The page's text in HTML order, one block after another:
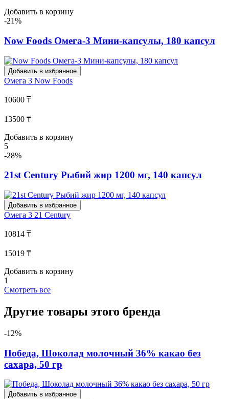
Добавить в корзину
-21%
Now Foods Омега-3 Мини-капсулы, 180 капсул
Добавить в избранное
Омега 3 Now Foods
10600 ₸
13500 ₸
Добавить в корзину
5
-28%
21st Century Рыбий жир 1200 мг, 140 капсул
Добавить в избранное
Омега 3 21 Century
10814 ₸
15019 ₸
Добавить в корзину
1
Смотреть все
Другие товары этого бренда
-12%
Победа, Шоколад молочный 36% какао без
сахара, 50 гр
Добавить в избранное